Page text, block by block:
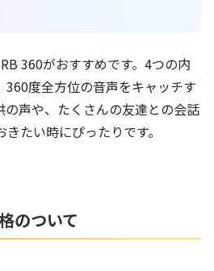
360がおすすめです。4つの内
360度全方位の音声をキャッチす
の声や、たくさんの友達との会話
たい時にぴったりです。
のついて